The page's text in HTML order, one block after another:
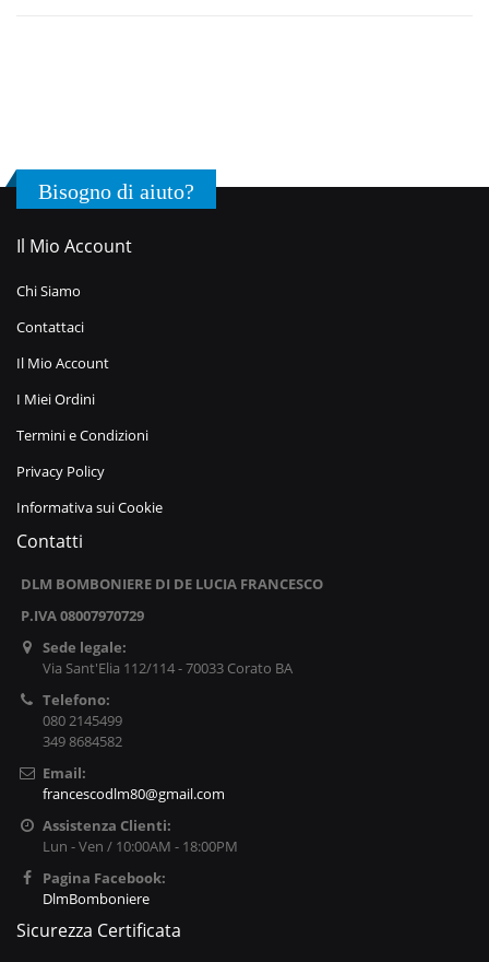
Bisogno di aiuto?
Il Mio Account
Chi Siamo
Contattaci
Il Mio Account
I Miei Ordini
Termini e Condizioni
Privacy Policy
Informativa sui Cookie
Contatti
DLM BOMBONIERE DI DE LUCIA FRANCESCO
P.IVA 08007970729
Sede legale:
Via Sant'Elia 112/114 - 70033 Corato BA
Telefono:
080 2145499
349 8684582
Email:
francescodlm80@gmail.com
Assistenza Clienti:
Lun - Ven / 10:00AM - 18:00PM
Pagina Facebook:
DlmBomboniere
Sicurezza Certificata